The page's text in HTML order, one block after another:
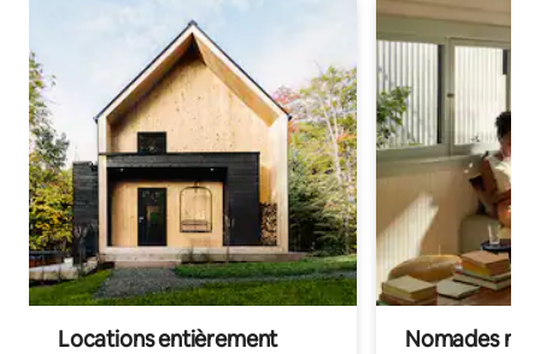
Locations entièrement
Nomades